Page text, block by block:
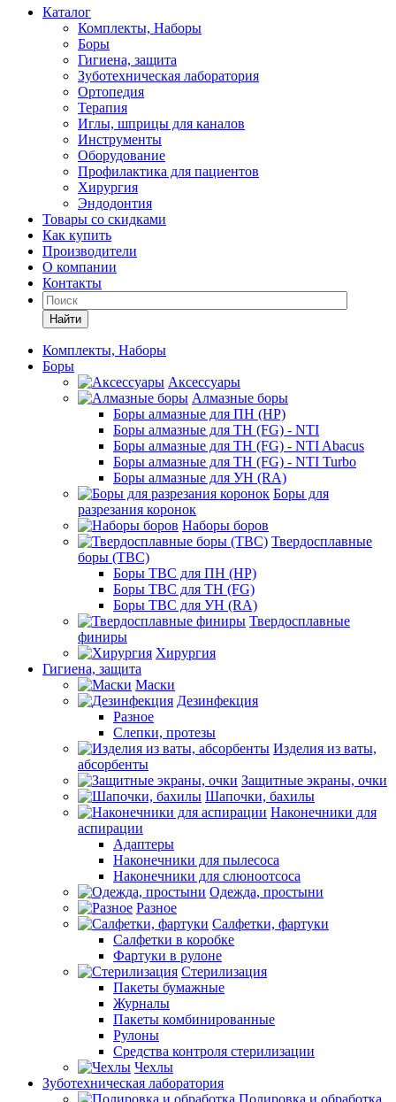
Каталог
Комплекты, Наборы
Боры
Гигиена, защита
Зуботехническая лаборатория
Ортопедия
Терапия
Иглы, шприцы для каналов
Инструменты
Оборудование
Профилактика для пациентов
Хирургия
Эндодонтия
Товары со скидками
Как купить
Производители
О компании
Контакты
Найти
Комплекты, Наборы
Боры
Аксессуары
Алмазные боры
Боры алмазные для ПН (HP)
Боры алмазные для ТН (FG) - NTI
Боры алмазные для ТН (FG) - NTI Abacus
Боры алмазные для ТН (FG) - NTI Turbo
Боры алмазные для УН (RA)
Боры для
разрезания коронок
Наборы боров
Твердосплавные
боры (ТВС)
Боры ТВС для ПН (HP)
Боры ТВС для ТН (FG)
Боры ТВС для УН (RA)
Твердосплавные
финиры
Хирургия
Гигиена, защита
Маски
Дезинфекция
Разное
Слепки, протезы
Изделия из ваты,
абсорбенты
Защитные экраны, очки
Шапочки, бахилы
Наконечники для
аспирации
Адаптеры
Наконечники для пылесоса
Наконечники для слюноотсоса
Одежда, простыни
Разное
Салфетки, фартуки
Салфетки в коробке
Фартуки в рулоне
Стерилизация
Пакеты бумажные
Журналы
Пакеты комбинированные
Рулоны
Средства контроля стерилизации
Чехлы
Зуботехническая лаборатория
Полировка и обработка